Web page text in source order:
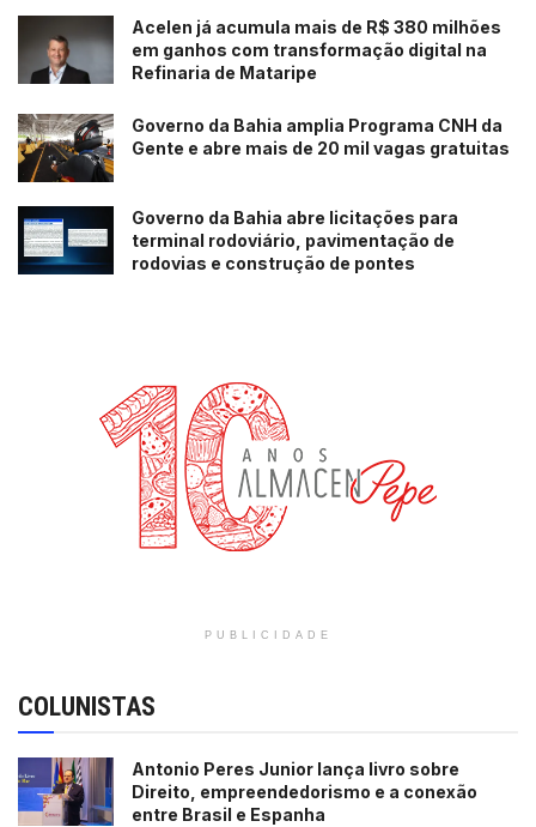
Acelen já acumula mais de R$ 380 milhões
em ganhos com transformação digital na
Refinaria de Mataripe
Governo da Bahia amplia Programa CNH da
Gente e abre mais de 20 mil vagas gratuitas
Governo da Bahia abre licitações para
terminal rodoviário, pavimentação de
rodovias e construção de pontes
PUBLICIDADE
COLUNISTAS
Antonio Peres Junior lança livro sobre
Direito, empreendedorismo e a conexão
entre Brasil e Espanha